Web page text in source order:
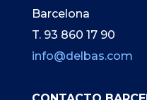
Barcelona
T. 93 860 17 90
info@delbas.com